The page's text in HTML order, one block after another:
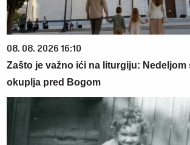
08. 08. 2026 16:10
Zašto je važno ići na liturgiju: Nedeljom
okuplja pred Bogom